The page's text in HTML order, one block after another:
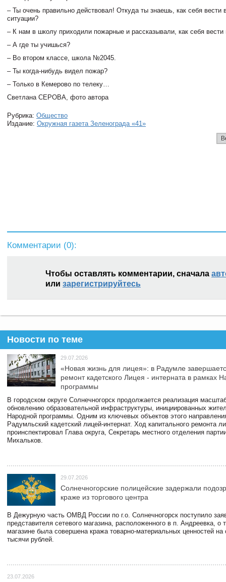
– Ты очень правильно действовал! Откуда ты знаешь, как себя вести
ситуации?
– К нам в школу приходили пожарные и рассказывали, как себя вести
– А где ты учишься?
– Во втором классе, школа №2045.
– Ты когда-нибудь видел пожар?
– Только в Кемерово по телеку…
Светлана СЕРОВА, фото автора
Рубрика: Общество
Издание: Окружная газета Зеленограда «41»
Комментарии (0):
Чтобы оставлять комментарии, сначала
или зарегистрируйтесь
Новости по теме
29.07.2026
«Новая жизнь для лицея»: в Радумле
ремонт кадетского Лицея - интерната в рамках
программы
В городском округе Солнечногорск продолжается реализация
обновлению образовательной инфраструктуры, инициированных
Народной программы. Одним из ключевых объектов этого
Радумльский кадетский лицей-интернат. Ход капитального ремонта
проинспектировал Глава округа, Секретарь местного отделения
Михальков.
29.07.2026
Солнечногорские полицейские задержали
краже из торгового центра
В Дежурную часть ОМВД России по г.о. Солнечногорск поступило
представителя сетевого магазина, расположенного в п. Андреевка, о
магазине была совершена кража товарно-материальных ценностей
тысячи рублей.
23.07.2026